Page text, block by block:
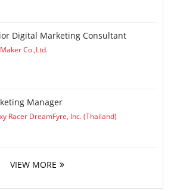
Digital Marketing Consultant
Co.,Ltd.
Manager
Racer DreamFyre, Inc. (Thailand)
VIEW MORE